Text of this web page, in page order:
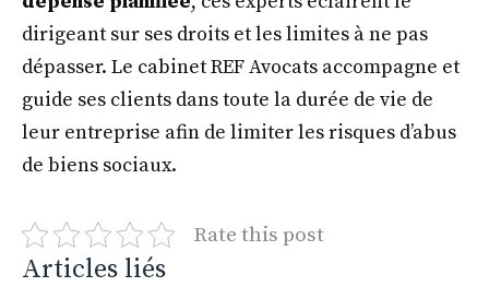
dirigeant sur ses droits et les limites à ne pas
dépasser. Le cabinet REF Avocats accompagne et
guide ses clients dans toute la durée de vie de
leur entreprise afin de limiter les risques d’abus
de biens sociaux.
Rate this post
Articles liés